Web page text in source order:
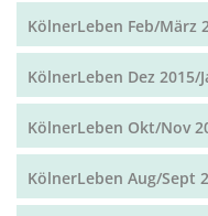
KölnerLeben Feb/März
KölnerLeben Dez 2015/
KölnerLeben Okt/Nov
KölnerLeben Aug/Sept